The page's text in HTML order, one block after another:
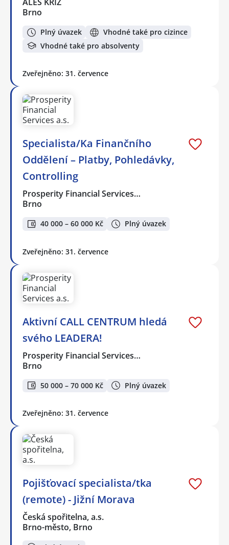
Brno
Plný úvazek
Vhodné také pro cizince
Vhodné také pro absolventy
Zveřejněno: 31. července
Specialista/Ka Finančního
Oddělení – Platby, Pohledávky,
Controlling
Prosperity Financial Services…
Brno
40 000 – 60 000 Kč Plný úvazek
Zveřejněno: 31. července
Aktivní CALL CENTRUM hledá
svého LEADERA!
Prosperity Financial Services…
Brno
50 000 – 70 000 Kč Plný úvazek
Zveřejněno: 31. července
Pojišťovací specialista/tka
(remote) - Jižní Morava
Česká spořitelna, a.s.
Brno-město, Brno